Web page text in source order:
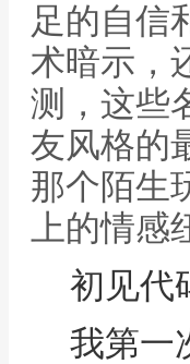
足的自信
术暗示，
测，这些
友风格的
那个陌生
上的情
初见代
我第一